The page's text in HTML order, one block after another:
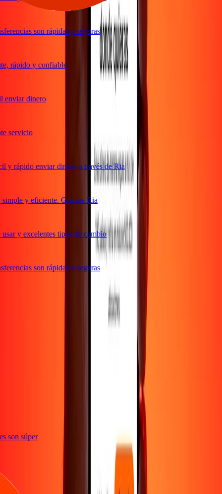
son rápidas y seguras
rápido y confiable
dinero
servicio
rápido enviar dinero a través de Ria
y eficiente. Gracias Ria
y excelentes tipos de cambio
son rápidas y seguras
son súper